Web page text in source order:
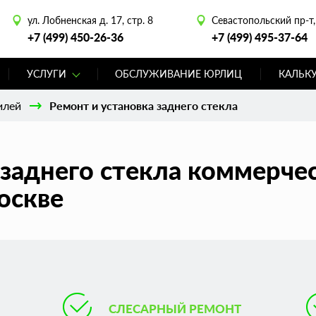
ул. Лобненская д. 17, стр. 8
+7 (499) 450-26-36
Севастопольский пр-
+7 (499) 495-37-64
УСЛУГИ ОБСЛУЖИВАНИЕ ЮРЛИЦ
Ремонт и установка заднего стекла
стекла
СЛЕСАРНЫЙ РЕМОНТ